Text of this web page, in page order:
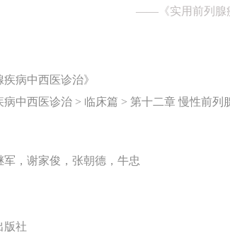
—— 《实用前列
疾病中西医诊治》
病中西医诊治 > 临床篇 > 第十二章 慢性前列
军，谢家俊，张朝德，牛忠
版社